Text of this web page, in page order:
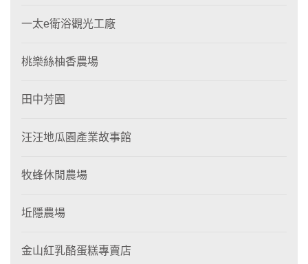
一太e衛浴觀光工廠
桃樂絲柚香農場
田中芳園
汪汪地瓜園產業故事館
牧蜂休閒農場
坵隱農場
金山紅乳酪蛋糕專賣店